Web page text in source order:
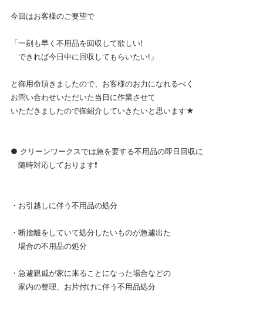
今回はお客様のご要望で
「一刻も早く不用品を回収して欲しい!
できれば今日中に回収してもらいたい!」
と御用命頂きましたので、お客様のお力になれるべく
お問い合わせいただいた当日に作業させて
いただきましたので御紹介していきたいと思います★
● クリーンワークスでは急を要する不用品の即日回収に
随時対応しております❗
・お引越しに伴う不用品の処分
・断捨離をしていて処分したいものが急遽出た
場合の不用品の処分
・急遽親戚が家に来ることになった場合などの
家内の整理、お片付けに伴う不用品処分